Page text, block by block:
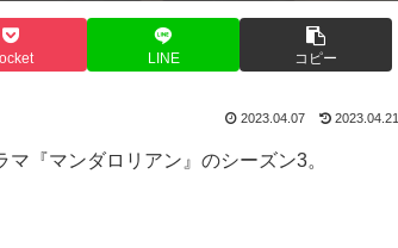
LINE コピー
2023.04.07 2023.04.21
『マンダロリアン』のシーズン3。